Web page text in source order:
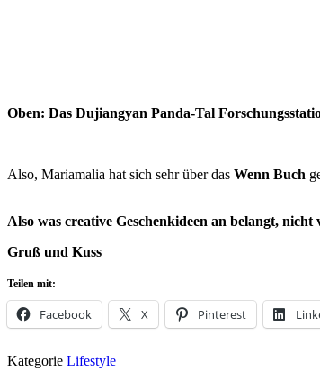
Oben: Das Dujiangyan Panda-Tal
Also, Mariamalia hat sich sehr über das Wenn Buch
Also was creative Geschenkideen an belangt,
Gruß und Kuss
Teilen mit:
Facebook X Pinterest
Kategorie Lifestyle